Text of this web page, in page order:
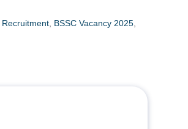
BSSC Vacancy 2025